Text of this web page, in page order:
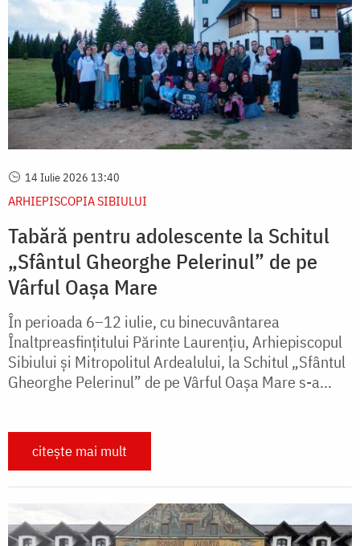
14 Iulie 2026 13:40
ARHIEPISCOPIA SIBIULUI
Tabără pentru adolescente la Schitul
„Sfântul Gheorghe Pelerinul” de pe
Vârful Oașa Mare
În perioada 6–12 iulie, cu binecuvântarea
Înaltpreasfințitului Părinte Laurențiu, Arhiepiscopul
Sibiului și Mitropolitul Ardealului, la Schitul „Sfântul
Gheorghe Pelerinul” de pe Vârful Oașa Mare s-a...
citește mai mult